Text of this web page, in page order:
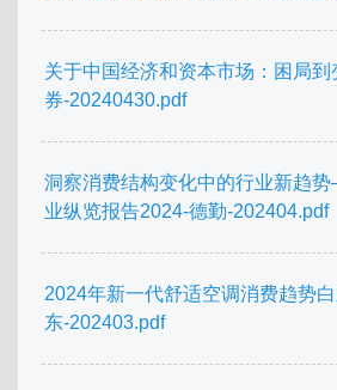
关于中国经济和资本市场：困局
券-20240430.pdf
洞察消费结构变化中的行业新趋
业纵览报告2024-德勤-202404.pdf
2024年新一代舒适空调消费趋势
东-202403.pdf